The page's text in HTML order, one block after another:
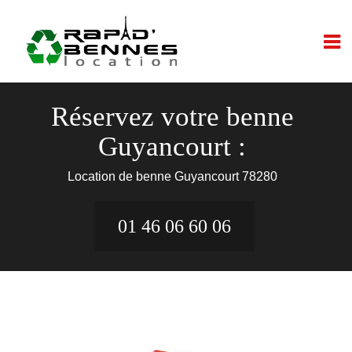
Réservez votre benne
Guyancourt :
Location de benne Guyancourt 78280
01 46 06 60 06